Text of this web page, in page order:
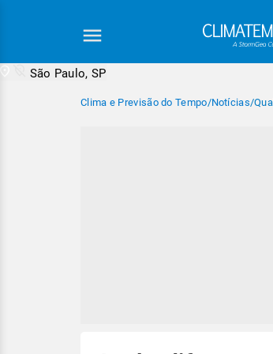
São Paulo, SP
Clima e Previsão do Tempo/Notícias/